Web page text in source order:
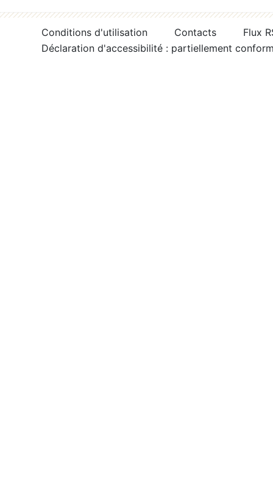
Conditions d'utilisation Contacts
Flux
Déclaration d'accessibilité : partiellement